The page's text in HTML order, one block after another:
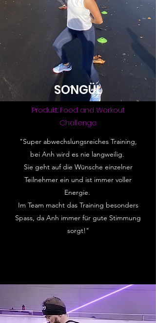
SONGÜL
Produkt: Food and Workout
Challenge
"Super abwechslungsreiches Training,
bei Anh wird es nie langweilig.
Sie geht auf die Wünsche einzelner
Teilnehmer ein und ist immer voller
Energie.
Im Team macht das Training besonders
Spass, da Anh immer für gute Stimmung
sorgt!"